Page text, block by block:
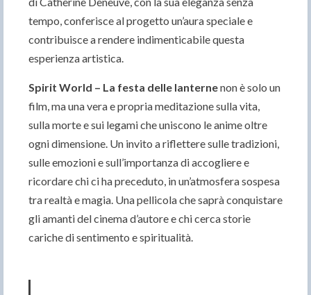
tempo, conferisce al progetto un’aura speciale e
contribuisce a rendere indimenticabile questa
esperienza artistica.
Spirit World – La festa delle lanternenon è solo un
film, ma una vera e propria meditazione sulla vita,
sulla morte e sui legami che uniscono le anime oltre
ogni dimensione. Un invito a riflettere sulle tradizioni,
sulle emozioni e sull’importanza di accogliere e
ricordare chi ci ha preceduto, in un’atmosfera sospesa
tra realtà e magia. Una pellicola che saprà conquistare
gli amanti del cinema d’autore e chi cerca storie
cariche di sentimento e spiritualità.